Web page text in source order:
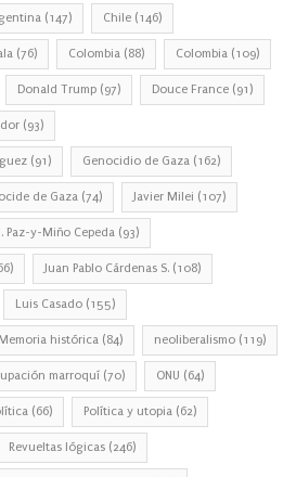
(147) Chile (146)
(76) Colombia (88) Colombia (109)
Donald Trump (97) Douce France (91)
(93)
(91) Genocidio de Gaza (162)
de Gaza (74) Javier Milei (107)
Paz-y-Miño Cepeda (93)
Juan Pablo Cárdenas S. (108)
Luis Casado (155)
Memoria histórica (84) neoliberalismo (119)
marroquí (70) ONU (64)
(66) Política y utopia (62)
Revueltas lógicas (246)